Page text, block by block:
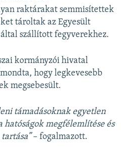
raktárakat semmisítettek
tároltak az Egyesült
szállított fegyverekhez.
kormányzói hivatal
hogy legkevesebb
megsebesült.
támadásoknak egyetlen
hatóságok megfélemlítése és
– fogalmazott.